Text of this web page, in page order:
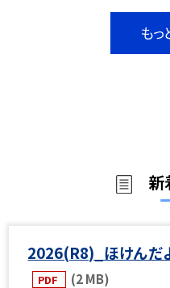
もっ
新
2026(R8)_ほけんだ
PDF (2 MB)